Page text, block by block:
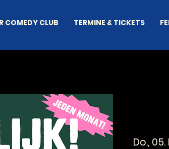
COMEDY CLUB TERMINE & TICKETS
Do.,